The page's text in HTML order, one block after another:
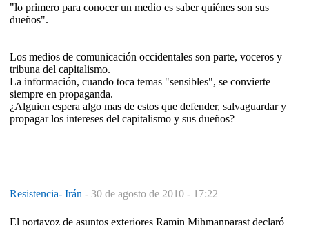
"lo primero para conocer un medio es saber quiénes son sus
dueños".
Los medios de comunicación occidentales son parte, voceros y
tribuna del capitalismo.
La información, cuando toca temas "sensibles", se convierte
siempre en propaganda.
¿Alguien espera algo mas de estos que defender, salvaguardar y
propagar los intereses del capitalismo y sus dueños?
Resistencia- Irán - 30 de agosto de 2010 - 17:22
El portavoz de asuntos exteriores Ramin Mihmanparast declaró